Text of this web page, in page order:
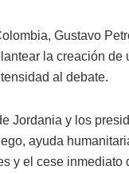
Gustavo
la creación
al debate.
Jordania y los
ayuda
y el cese inmediato